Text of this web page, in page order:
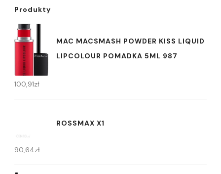
Produkty
MAC MACSMASH POWDER KISS LIQUID
LIPCOLOUR POMADKA 5ML 987
100,91zł
ROSSMAX X1
90,64zł